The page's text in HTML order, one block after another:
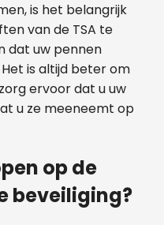
is het belangrijk
van de TSA te
dat uw pennen
is altijd beter om
ervoor dat u uw
u ze meeneemt op
op de
beveiliging?